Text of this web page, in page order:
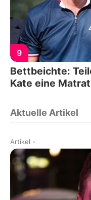
9
Bettbeichte:
Kate eine
Aktuelle Artikel
Artikel -